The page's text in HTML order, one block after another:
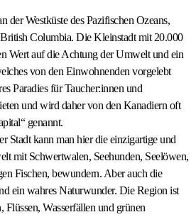
der Westküste des Pazifischen Ozeans,
Columbia. Die Kleinstadt mit 20.000
Wert auf die Achtung der Umwelt und ein
von den Einwohnenden vorgelebt
Paradies für Taucher:innen und
und wird daher von den Kanadiern oft
genannt.
Stadt kann man hier die einzigartige und
mit Schwertwalen, Seehunden, Seelöwen,
Fischen, bewundern. Aber auch die
ein wahres Naturwunder. Die Region ist
Flüssen, Wasserfällen und grünen